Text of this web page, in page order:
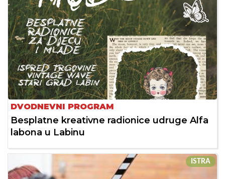
DVODNEVNI PROGRAM
Besplatne kreativne radionice udruge Alfa
labona u Labinu
ISTRA